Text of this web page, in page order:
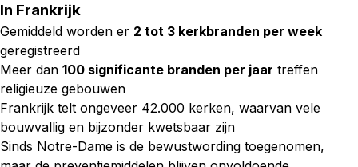
In Frankrijk
Gemiddeld worden er 2 tot 3 kerkbranden per week
geregistreerd
Meer dan 100 significante branden per jaar treffen
religieuze gebouwen
Frankrijk telt ongeveer 42.000 kerken, waarvan vele
bouwvallig en bijzonder kwetsbaar zijn
Sinds Notre-Dame is de bewustwording toegenomen,